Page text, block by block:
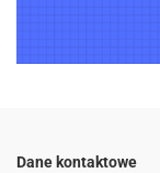
Dane kontaktowe